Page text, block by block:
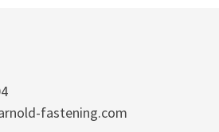
fastening.com